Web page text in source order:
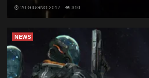
20 GIUGNO 2017 310
NEWS